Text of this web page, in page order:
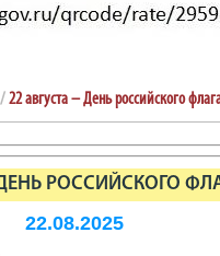
/ 22 августа – День российского
РОССИЙСКОГО
22.08.2025